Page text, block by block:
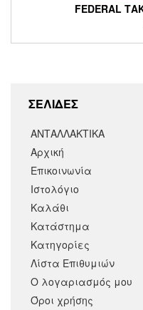
FEDERAL
ΣΕΛΙΔΕΣ
ΑΝΤΑΛΛΑΚΤΙΚΑ
Αρχική
Επικοινωνία
Ιστολόγιο
Καλάθι
Κατάστημα
Κατηγορίες
Λίστα Επιθυμιών
Ο λογαριασμός μου
Όροι χρήσης